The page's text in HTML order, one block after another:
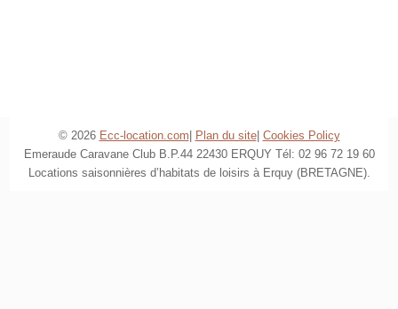
© 2026 Ecc-location.com Plan du site| Cookies Policy
Emeraude Caravane Club B.P.44 22430 ERQUY Tél: 02 96 72 19 60
Locations saisonnières d’habitats de loisirs à Erquy (BRETAGNE).